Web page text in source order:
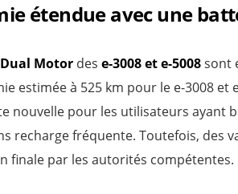
étendue avec une
Dual Motor des e-3008 et e-5008sont
estimée à 525 km pour le e-3008 et
nouvelle pour les utilisateurs ayant
recharge fréquente. Toutefois, des
finale par les autorités compétentes.